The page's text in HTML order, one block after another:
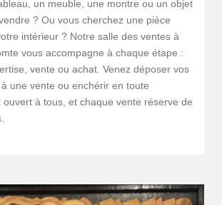
? Ou vous cherchez une pièce
intérieur ? Notre salle des ventes à
vous accompagne à chaque étape :
vente ou achat. Venez déposer vos
une vente ou enchérir en toute
ouvert à tous, et chaque vente réserve de